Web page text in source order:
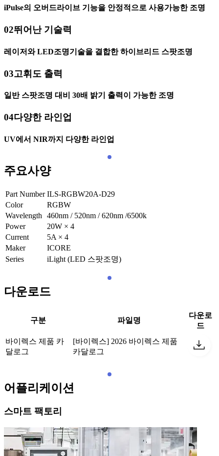
iPulse의 오버드라이브 기능을 안정적으로 사용가능한 조명
02뛰어난 기술력
레이저와 LED조명기술을 결합한 하이브리드 스팟조명
03고휘도 출력
일반 스팟조명 대비 30배 밝기 출력이 가능한 조명
04다양한 라인업
UV에서 NIR까지 다양한 라인업
주요사양
Part Number ILS-RGBW20A-D29
Color
RGBW
Wavelength
460nm / 520nm / 620nm /6500k
Power
20W × 4
Current
5A × 4
Maker
ICORE
Series
iLight (LED 스팟조명)
다운로드
구분 파일명
다운로
드
바이렉스 제품 카
달로그
[바이렉스] 2026 바이렉스 제품
카달로그
어플리케이션
스마트 팩토리